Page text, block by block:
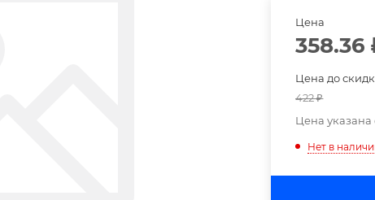
Цена
358.36
Цена до
422₽
Цена указана
Нет в